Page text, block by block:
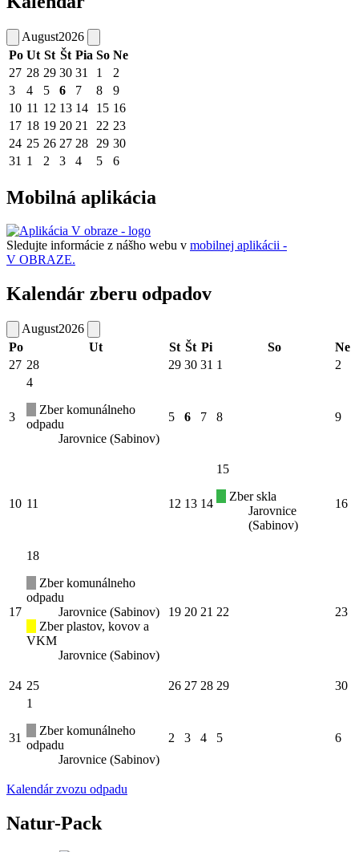
August2026
Po Ut St Št Pia So Ne
27 28 29 30 31 1
2
3
4 5 6 7 8
9
10 11 12 13 14 15 16
17 18 19 20 21 22 23
24 25 26 27 28 29 30
31 1 2 3 4 5 6
Mobilná aplikácia
Sledujte informácie z nášho webu v mobilnej aplikácii -
V OBRAZE.
Kalendár zberu odpadov
August2026
Po
Ut St Št Pi So
Ne
27 28 29 30 31 1 2
3
4
Zber komunálneho
odpadu
Jarovnice (Sabinov)
5 6 7 8 9
10 11 12 13 14
15
Zber skla
Jarovnice
(Sabinov)
16
17
18
Zber komunálneho
odpadu
Jarovnice (Sabinov)
Zber plastov, kovov a
VKM
Jarovnice (Sabinov)
19 20 21 22 23
24 25 26 27 28 29 30
31
1
Zber komunálneho
odpadu
Jarovnice (Sabinov)
2 3 4 5 6
Kalendár zvozu odpadu
Natur-Pack